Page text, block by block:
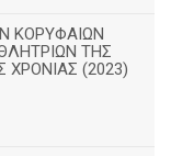
ΚΟΡΥΦΑΙΩΝ
ΤΗΣ
(2023)